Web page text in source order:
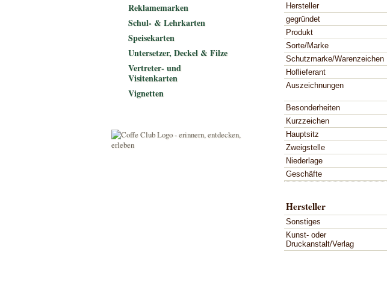
Hersteller
gegründet
Produkt
Sorte/Marke
Schutzmarke/Warenzeichen
Hoflieferant
Auszeichnungen
Besonderheiten
Kurzzeichen
Hauptsitz
Zweigstelle
Niederlage
Geschäfte
Hersteller
Sonstiges
Kunst- oder
Druckanstalt/Verlag
Reklamemarken
Schul- & Lehrkarten
Speisekarten
Untersetzer, Deckel & Filze
Vertreter- und
Visitenkarten
Vignetten